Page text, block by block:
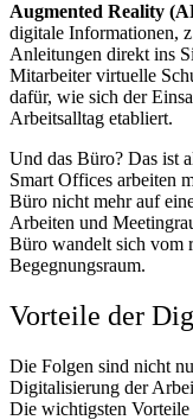
Augmented Reality
digitale Informationen,
Anleitungen direkt ins
Mitarbeiter virtuelle
dafür, wie sich der
Arbeitsalltag etabliert.
Und das Büro? Das ist
Smart Offices arbeiten
Büro nicht mehr auf
Arbeiten und
Büro wandelt sich vom
Begegnungsraum.
Vorteile der
Die Folgen sind nicht
Digitalisierung der
Die wichtigsten